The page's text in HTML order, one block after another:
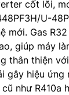
cốt lõi,
U-
mới. Gas
giúp máy
thân thiện
gây hiệu ứng
như R410a